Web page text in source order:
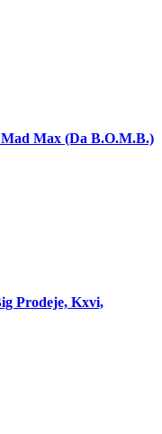
Mad Max (Da B.O.M.B.)
Prodeje, Kxvi,